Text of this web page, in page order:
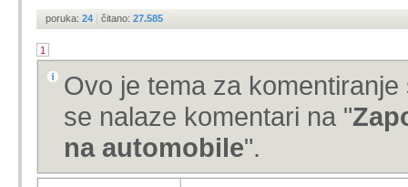
poruka: 24 | čitano: 27.585
1
Ovo je tema za
se nalaze komentari na "
na automobile".